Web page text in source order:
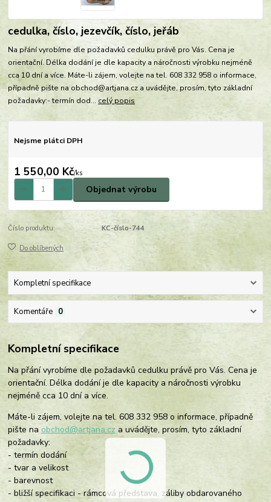
cedulka, číslo, jezevčík, číslo, jeřáb
Na přání vyrobíme dle požadavků cedulku právě pro Vás. Cena je
orientační. Délka dodání je dle kapacity a náročnosti výrobku nejméně
cca 10 dní a více. Máte-li zájem, volejte na tel. 608 332 958 o informace,
případně pište na obchod@artjana.cz a uvádějte, prosím, tyto základní
požadavky:- termín dod... celý popis
Nejsme plátci DPH
1 550,00 Kč/ks
Objednat výrobu
Číslo produktu: KC-číslo-744
Do oblíbených
Kompletní specifikace
Komentáře 0
Kompletní specifikace
Na přání vyrobíme dle požadavků cedulku právě pro Vás. Cena je
orientační. Délka dodání je dle kapacity a náročnosti výrobku
nejméně cca 10 dní a více.
Máte-li zájem, volejte na tel. 608 332 958 o informace, případně
pište naobchod@artjana.cz a uvádějte, prosím, tyto základní
požadavky:
- termín dodání
- tvar a velikost
- barevnost
- bližší specifikaci - rámcová představa, záliby obdarovaného